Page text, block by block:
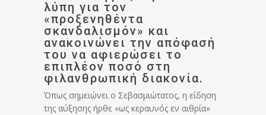
λύπη για τον
«προξενηθέντα
σκανδαλισμόν» και
ανακοινώνει την απόφασή
του να αφιερώσει το
επιπλέον ποσό στη
φιλανθρωπική διακονία.
Όπως σημειώνει ο Σεβασμιώτατος, η είδηση
της αύξησης ήρθε «ως κεραυνός εν αιθρία»